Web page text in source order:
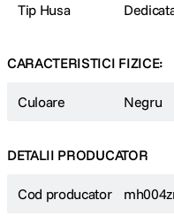
Tip Husa
CARACTERISTICI FIZICE:
Culoare Negru
DETALII PRODUCATOR
Cod producator